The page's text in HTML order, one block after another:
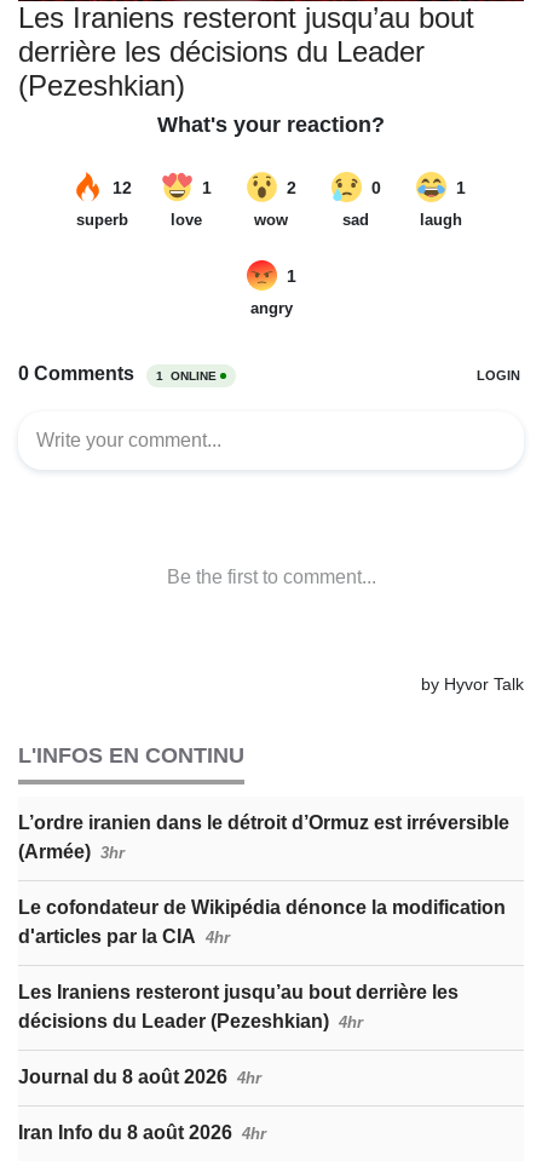
Les Iraniens resteront jusqu’au bout
derrière les décisions du Leader
(Pezeshkian)
L'INFOS EN CONTINU
L’ordre iranien dans le détroit d’Ormuz est irréversible
(Armée) 3hr
Le cofondateur de Wikipédia dénonce la modification
d'articles par la CIA 4hr
Les Iraniens resteront jusqu’au bout derrière les
décisions du Leader (Pezeshkian) 4hr
Journal du 8 août 2026 4hr
Iran Info du 8 août 2026 4hr